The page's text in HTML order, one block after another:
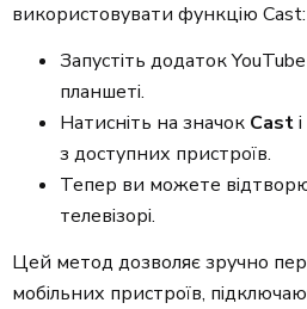
використовувати функцію Cast:
Запустіть додаток
планшеті.
Натисніть на значок Cast
з доступних пристроїв.
Тепер ви можете
телевізорі.
Цей метод дозволяє зручно
мобільних пристроїв,